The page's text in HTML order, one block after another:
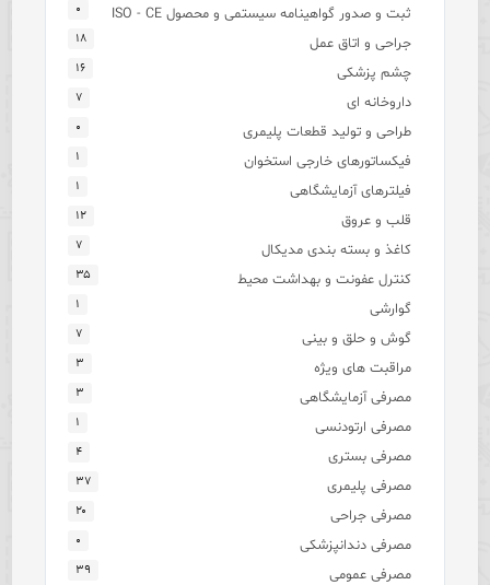
ثبت و صدور گواهینامه سیستمی و محصول ISO - CE ۰
جراحی و اتاق عمل ۱۸
چشم پزشکی ۱۶
داروخانه ای ۷
طراحی و تولید قطعات پلیمری ۰
فیکساتورهای خارجی استخوان ۱
فیلترهای آزمایشگاهی ۱
قلب و عروق ۱۲
کاغذ و بسته بندی مدیکال ۷
کنترل عفونت و بهداشت محیط ۳۵
گوارشی ۱
گوش و حلق و بینی ۷
مراقبت های ویژه ۳
مصرفی آزمایشگاهی ۳
مصرفی ارتودنسی ۱
مصرفی بستری ۴
مصرفی پلیمری ۳۷
مصرفی جراحی ۲۰
مصرفی دندانپزشکی ۰
مصرفی عمومی ۳۹